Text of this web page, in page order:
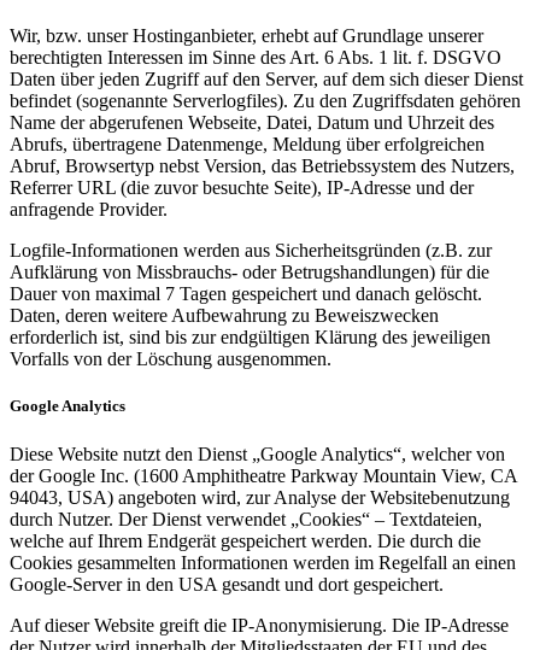
Wir, bzw. unser Hostinganbieter, erhebt auf Grundlage unserer
berechtigten Interessen im Sinne des Art. 6 Abs. 1 lit. f. DSGVO
Daten über jeden Zugriff auf den Server, auf dem sich dieser Dienst
befindet (sogenannte Serverlogfiles). Zu den Zugriffsdaten gehören
Name der abgerufenen Webseite, Datei, Datum und Uhrzeit des
Abrufs, übertragene Datenmenge, Meldung über erfolgreichen
Abruf, Browsertyp nebst Version, das Betriebssystem des Nutzers,
Referrer URL (die zuvor besuchte Seite), IP-Adresse und der
anfragende Provider.
Logfile-Informationen werden aus Sicherheitsgründen (z.B. zur
Aufklärung von Missbrauchs- oder Betrugshandlungen) für die
Dauer von maximal 7 Tagen gespeichert und danach gelöscht.
Daten, deren weitere Aufbewahrung zu Beweiszwecken
erforderlich ist, sind bis zur endgültigen Klärung des jeweiligen
Vorfalls von der Löschung ausgenommen.
Google Analytics
Diese Website nutzt den Dienst „Google Analytics“, welcher von
der Google Inc. (1600 Amphitheatre Parkway Mountain View, CA
94043, USA) angeboten wird, zur Analyse der Websitebenutzung
durch Nutzer. Der Dienst verwendet „Cookies“ – Textdateien,
welche auf Ihrem Endgerät gespeichert werden. Die durch die
Cookies gesammelten Informationen werden im Regelfall an einen
Google-Server in den USA gesandt und dort gespeichert.
Auf dieser Website greift die IP-Anonymisierung. Die IP-Adresse